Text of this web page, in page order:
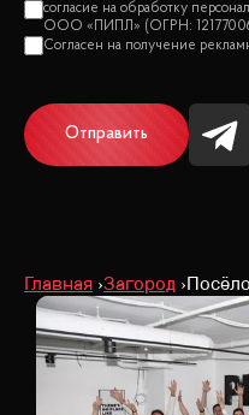
Отправить
Главная Загород